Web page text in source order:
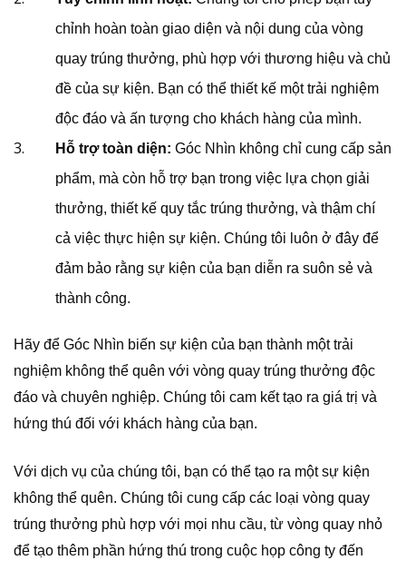
chỉnh hoàn toàn giao diện và nội dung của vòng
quay trúng thưởng, phù hợp với thương hiệu và chủ
đề của sự kiện. Bạn có thể thiết kế một trải nghiệm
độc đáo và ấn tượng cho khách hàng của mình.
Hỗ trợ toàn diện: Góc Nhìn không chỉ cung cấp sản
phẩm, mà còn hỗ trợ bạn trong việc lựa chọn giải
thưởng, thiết kế quy tắc trúng thưởng, và thậm chí
cả việc thực hiện sự kiện. Chúng tôi luôn ở đây để
đảm bảo rằng sự kiện của bạn diễn ra suôn sẻ và
thành công.
Hãy để Góc Nhìn biến sự kiện của bạn thành một trải
nghiệm không thể quên với vòng quay trúng thưởng độc
đáo và chuyên nghiệp. Chúng tôi cam kết tạo ra giá trị và
hứng thú đối với khách hàng của bạn.
Với dịch vụ của chúng tôi, bạn có thể tạo ra một sự kiện
không thể quên. Chúng tôi cung cấp các loại vòng quay
trúng thưởng phù hợp với mọi nhu cầu, từ vòng quay nhỏ
để tạo thêm phần hứng thú trong cuộc họp công ty đến